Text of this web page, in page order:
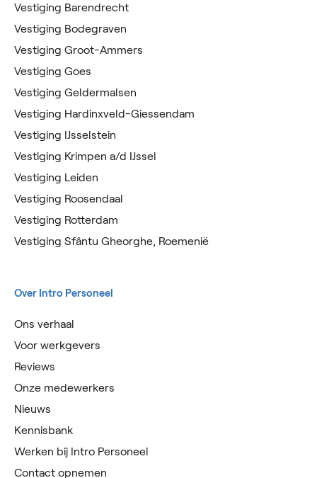
Vestiging Barendrecht
Vestiging Bodegraven
Vestiging Groot-Ammers
Vestiging Goes
Vestiging Geldermalsen
Vestiging Hardinxveld-Giessendam
Vestiging IJsselstein
Vestiging Krimpen a/d IJssel
Vestiging Leiden
Vestiging Roosendaal
Vestiging Rotterdam
Vestiging Sfântu Gheorghe, Roemenië
Over Intro Personeel
Ons verhaal
Voor werkgevers
Reviews
Onze medewerkers
Nieuws
Kennisbank
Werken bij Intro Personeel
Contact opnemen